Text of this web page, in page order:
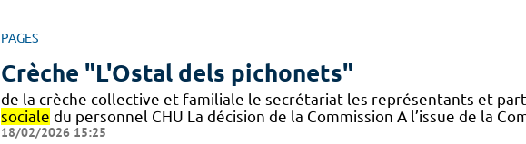
PAGES
Crèche "L'Ostal dels pichonets"
de la crèche collective et familiale le secrétariat les représentants et
sociale du personnel CHU La décision de la Commission A l’issue de la
18/02/2026 15:25